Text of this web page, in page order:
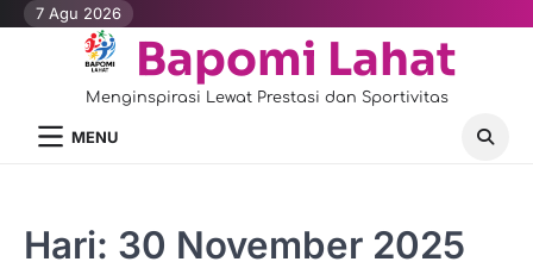
Skip7 Agu 2026
Bapomi Lahat
Menginspirasi Lewat Prestasi dan Sportivitas
MENU
Hari: 30 November 2025